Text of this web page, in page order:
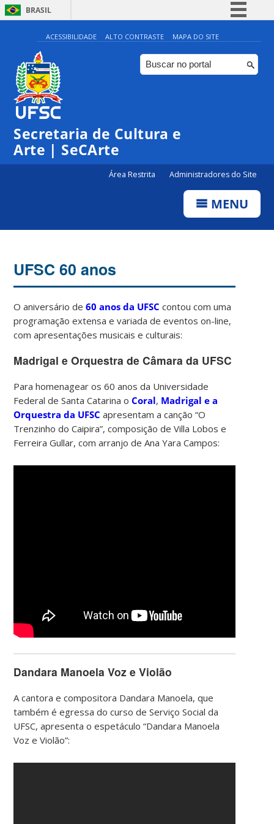
BRASIL
Simplifique!
Comunica BR
Participe
ACESSIBILIDADE ALTO CONTRASTE MAPA DO SITE
Secretaria de Cultura e
Arte | SeCArte
Área Restrita Administradores do Site
MENU
UFSC 60 anos
O aniversário de60 anos da UFSC contou com uma
programação extensa e variada de eventos on-line,
com apresentações musicais e culturais:
Madrigal e Orquestra de Câmara da UFSC
Para homenagear os 60 anos da Universidade
Federal de Santa Catarina oCoral, Madrigal e a
Orquestra da UFSC apresentam a canção “O
Trenzinho do Caipira”, composição de Villa Lobos e
Ferreira Gullar, com arranjo de Ana Yara Campos:
Dandara Manoela Voz e Violão
A cantora e compositora Dandara Manoela, que
também é egressa do curso de Serviço Social da
UFSC, apresenta o espetáculo “Dandara Manoela
Voz e Violão”: